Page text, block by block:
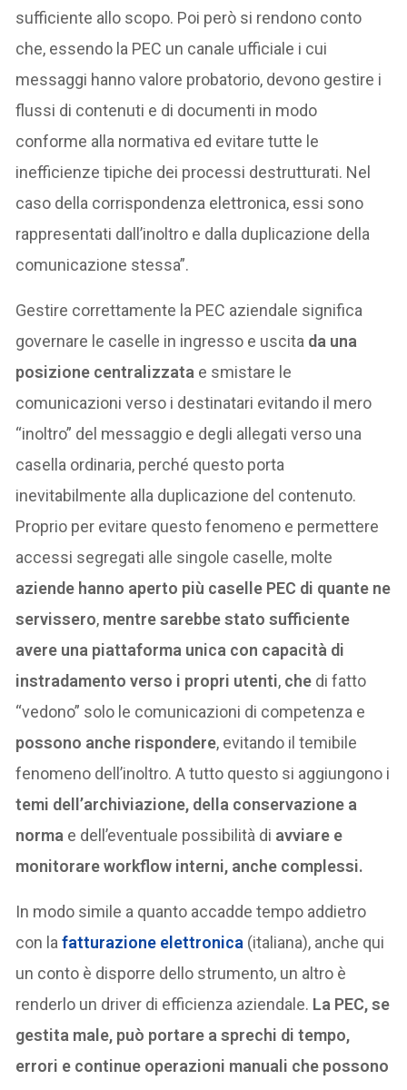
sufficiente allo scopo. Poi però si rendono conto
che, essendo la PEC un canale ufficiale i cui
messaggi hanno valore probatorio, devono gestire i
flussi di contenuti e di documenti in modo
conforme alla normativa ed evitare tutte le
inefficienze tipiche dei processi destrutturati. Nel
caso della corrispondenza elettronica, essi sono
rappresentati dall’inoltro e dalla duplicazione della
comunicazione stessa”.
Gestire correttamente la PEC aziendale significa
governare le caselle in ingresso e uscita da una
posizione centralizzata e smistare le
comunicazioni verso i destinatari evitando il mero
“inoltro” del messaggio e degli allegati verso una
casella ordinaria, perché questo porta
inevitabilmente alla duplicazione del contenuto.
Proprio per evitare questo fenomeno e permettere
accessi segregati alle singole caselle, molte
aziende hanno aperto più caselle PEC di quante ne
servissero, mentre sarebbe stato sufficiente
avere una piattaforma unica con capacità di
instradamento verso i propri utenti, che di fatto
“vedono” solo le comunicazioni di competenza e
possono anche rispondere, evitando il temibile
fenomeno dell’inoltro. A tutto questo si aggiungono i
temi dell’archiviazione, della conservazione a
norma e dell’eventuale possibilità di avviare e
monitorare workflow interni, anche complessi.
In modo simile a quanto accadde tempo addietro
con lafatturazione elettronica (italiana), anche qui
un conto è disporre dello strumento, un altro è
renderlo un driver di efficienza aziendale. La PEC, se
gestita male, può portare a sprechi di tempo,
errori e continue operazioni manuali che possono